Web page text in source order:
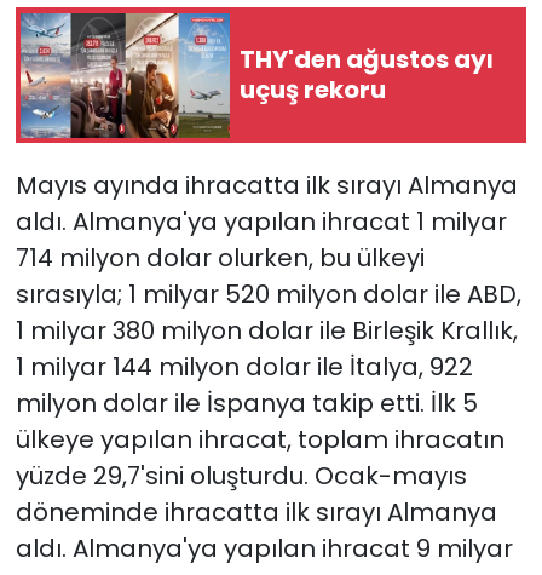
THY'den ağustos ayı
uçuş rekoru
Mayıs ayında ihracatta ilk sırayı Almanya
aldı. Almanya'ya yapılan ihracat 1 milyar
714 milyon dolar olurken, bu ülkeyi
sırasıyla; 1 milyar 520 milyon dolar ile ABD,
1 milyar 380 milyon dolar ile Birleşik Krallık,
1 milyar 144 milyon dolar ile İtalya, 922
milyon dolar ile İspanya takip etti. İlk 5
ülkeye yapılan ihracat, toplam ihracatın
yüzde 29,7'sini oluşturdu. Ocak-mayıs
döneminde ihracatta ilk sırayı Almanya
aldı. Almanya'ya yapılan ihracat 9 milyar